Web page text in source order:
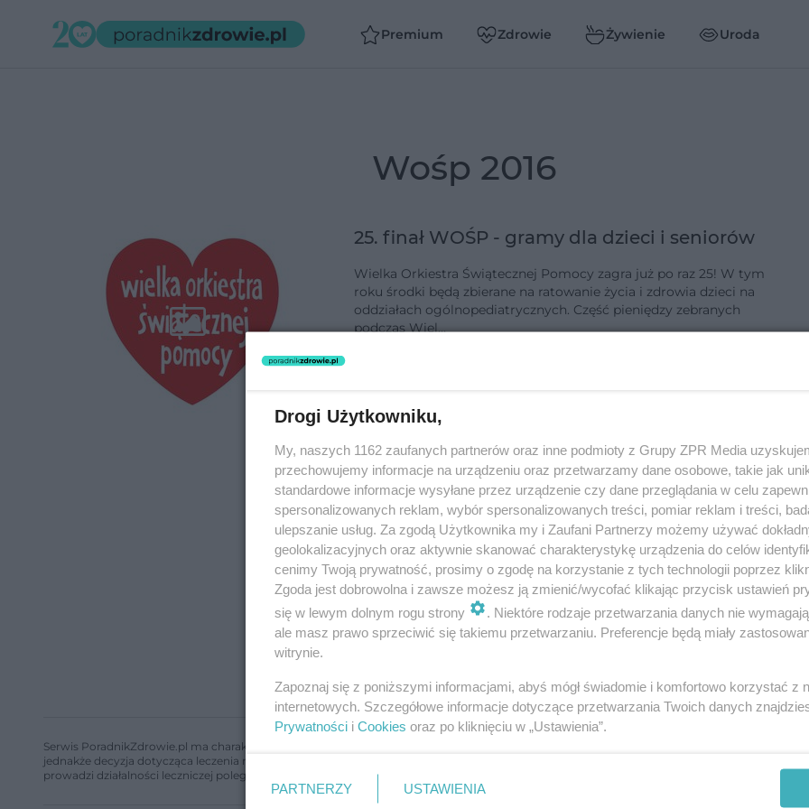
Premium Zdrowie Żywienie Uroda
wośp 2016
25. finał WOŚP - gramy dla dzieci i seniorów
Wielka Orkiestra Świątecznej Pomocy zagra już po raz 25! W tym
roku środki będą zbierane na ratowanie życia i zdrowia dzieci na
oddziałach ogólnopediatrycznych. Część pieniędzy zebranych
podczas Wiel…
Serwis PoradnikZdrowie.pl ma charakter edukacyjny, nie stanowi i nie zastępuje porady lekarskiej. Redakcja serwisu dokłada wszelkich
jednakże decyzja dotycząca leczenia należy do lekarza. Redakcja i wydawca serwisu nie ponoszą odpowiedzialności wynikającej z
prowadzi działalności leczniczej polegającej na udzielaniu świadczeń zdrowotnych w rozumieniu art. 3 ust 1 ustawy o działalności leczniczej.
Drogi Użytkowniku,
My, naszych 1162 zaufanych partnerów oraz inne podmioty z Grupy ZPR Media
przechowujemy informacje na urządzeniu oraz przetwarzamy dane osobowe, takie jak
standardowe informacje wysyłane przez urządzenie czy dane przeglądania w celu
spersonalizowanych reklam, wybór spersonalizowanych treści, pomiar reklam i treści,
ulepszanie usług. Za zgodą Użytkownika my i Zaufani Partnerzy możemy używać
geolokalizacyjnych oraz aktywnie skanować charakterystykę urządzenia do celów
cenimy Twoją prywatność, prosimy o zgodę na korzystanie z tych technologii poprzez
Zgoda jest dobrowolna i zawsze możesz ją zmienić/wycofać klikając przycisk ustawień
się w lewym dolnym rogu strony
. Niektóre rodzaje przetwarzania danych nie
ale masz prawo sprzeciwić się takiemu przetwarzaniu. Preferencje będą miały
witrynie.
Zapoznaj się z poniższymi informacjami, abyś mógł świadomie i komfortowo korzystać z
internetowych. Szczegółowe informacje dotyczące przetwarzania Twoich danych
Prywatności i Cookies oraz po kliknięciu w „Ustawienia”.
PARTNERZY USTAWIENIA